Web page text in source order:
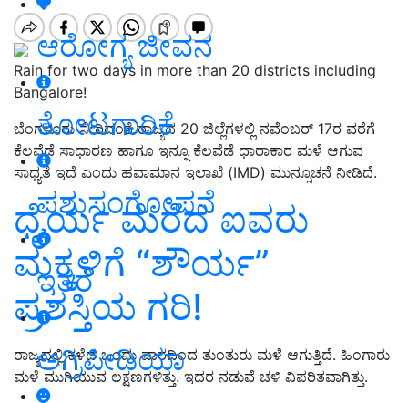
ಆರೋಗ್ಯ ಜೀವನ
ತೋಟಗಾರಿಕೆ
ಪಶುಸಂಗೋಪನೆ
ಇತರೆ
ಅಗ್ರಿಪೀಡಿಯಾ
Rain for two days in more than 20 districts including
Bangalore!
ಬೆಂಗಳೂರು ಸೇರಿದಂತೆ ರಾಜ್ಯದ 20 ಜಿಲ್ಲೆಗಳಲ್ಲಿ ನವೆಂಬರ್‌ 17ರ ವರೆಗೆ
ಕೆಲವೆಡೆ ಸಾಧಾರಣ ಹಾಗೂ ಇನ್ನೂ ಕೆಲವೆಡೆ ಧಾರಾಕಾರ ಮಳೆ ಆಗುವ
ಸಾಧ್ಯತೆ ಇದೆ ಎಂದು ಹವಾಮಾನ ಇಲಾಖೆ (IMD) ಮುನ್ಸೂಚನೆ ನೀಡಿದೆ.
ಧೈರ್ಯ ಮೆರೆದ ಐವರು
ಮಕ್ಕಳಿಗೆ “ಶೌರ್ಯ”
ಪ್ರಶಸ್ತಿಯ ಗರಿ!
ರಾಜ್ಯದಲ್ಲಿ ಕಳೆದ ಒಂದು ವಾರದಿಂದ ತುಂತುರು ಮಳೆ ಆಗುತ್ತಿದೆ. ಹಿಂಗಾರು
ಮಳೆ ಮುಗಿಯುವ ಲಕ್ಷಣಗಳಿತ್ತು. ಇದರ ನಡುವೆ ಚಳಿ ವಿಪರಿತವಾಗಿತ್ತು.